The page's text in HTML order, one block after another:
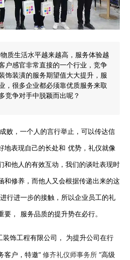
质生活水平越来越高，服务体验越
户感官非常直接的一个行业，竞争
饰装潢的服务期望值大大提升，服
，很多企业都必须靠优质服务来取
竞争对手中脱颖而出呢？
败， 一个人的言行举止，可以传达信
地表现自己的长处和 优势，礼仪就像
和他人的有效互动，我们的谈吐表现时
和修养，而他人又会根据传递出来的这
行进一步的接触，所以企业员工的礼
要，
服务品质的提升势在必行。
饰工程有限公司， 为提升公司在行
客户，特邀“ 修齐礼仪师事务所 ”高级